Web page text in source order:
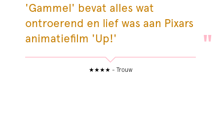
'Gammel' bevat alles wat
ontroerend en lief was aan Pixars
animatiefilm 'Up!'
★★★★ - Trouw